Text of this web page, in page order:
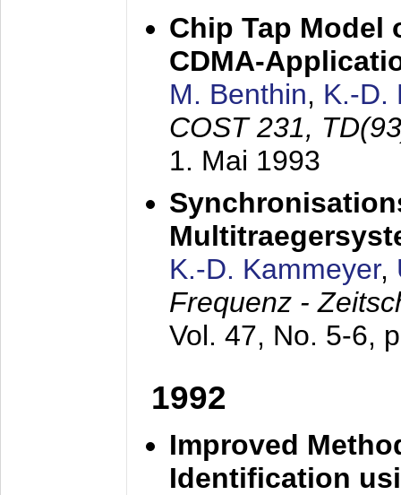
Chip Tap Model
CDMA-
M. Benthin, K.-D.
COST 231,
1. Mai 1993
K.-D. Kammeyer,
Frequenz -
Vol. 47, No. 5-6,
1992
Improved
Identification